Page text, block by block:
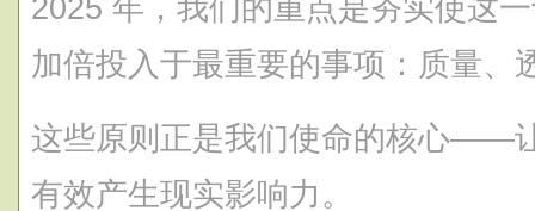
2025 年，我们的重点是夯实使这
加倍投入于最重要的事项：质量、
这些原则正是我们使命的核心——
有效产生现实影响力。